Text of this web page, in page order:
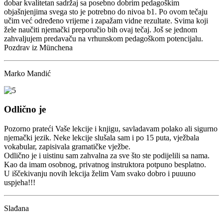
dobar kvalitetan sadržaj sa posebno dobrim pedagoškim
objašnjenjima svega sto je potrebno do nivoa b1. Po ovom tečaju
učim već određeno vrijeme i zapažam vidne rezultate. Svima koji
žele naučiti njemački preporučio bih ovaj tečaj. Još se jednom
zahvaljujem predavaču na vrhunskom pedagoškom potencijalu.
Pozdrav iz Münchena
Marko Mandić
Odlično je
Pozorno prateći Vaše lekcije i knjigu, savladavam polako ali sigurno
njemački jezik. Neke lekcije slušala sam i po 15 puta, vježbala
vokabular, zapisivala gramatičke vježbe.
Odlično je i uistinu sam zahvalna za sve što ste podijelili sa nama.
Kao da imam osobnog, privatnog instruktora potpuno besplatno.
U iščekivanju novih lekcija želim Vam svako dobro i puuuno
uspjeha!!!
Slađana